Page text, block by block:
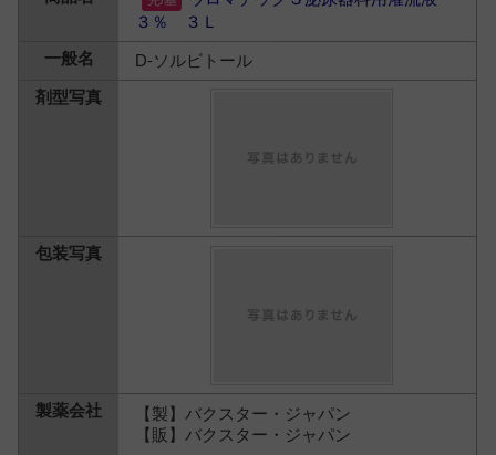
３％ ３Ｌ
D-ソルビトール
【製】バクスター・ジャパン
【販】バクスター・ジャパン